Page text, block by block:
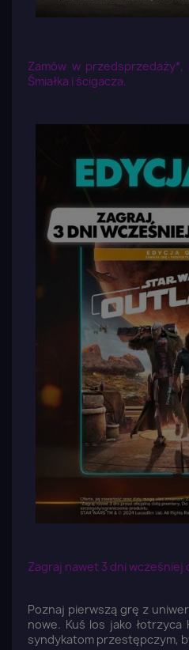
Zamów w
Śmiałka i ścigacza.
Zagraj nawet 3 dni
Poznaj pierwszą grę z
nowe. Kuś los jako
syndykatom przestępczym,